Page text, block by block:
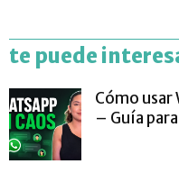
te puede
Cómo usar
– Guía